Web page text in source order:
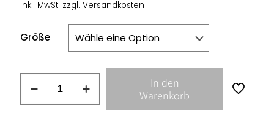
inkl. MwSt. zzgl. Versandkosten
Größe
Religion
T-
In den
Warenkorb